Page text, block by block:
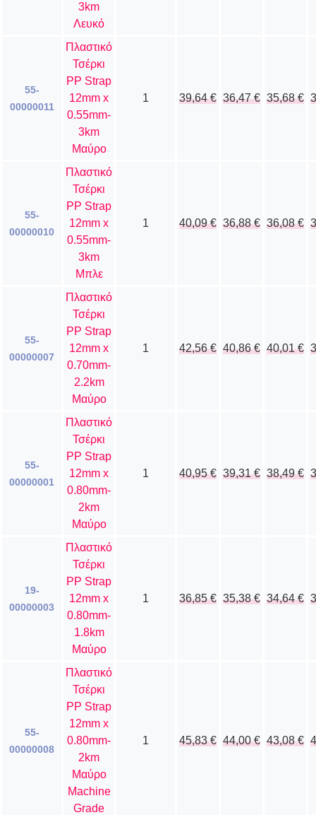
3km
Λευκό
55-
00000011
Πλαστικό
Τσέρκι
PP Strap
12mm x
0.55mm-
3km
Μαύρο
1 39,64€ 36,47€ 35,68€
55-
00000010
Πλαστικό
Τσέρκι
PP Strap
12mm x
0.55mm-
3km
Μπλε
1 40,09€ 36,88€ 36,08€
55-
00000007
Πλαστικό
Τσέρκι
PP Strap
12mm x
0.70mm-
2.2km
Μαύρο
1 42,56€ 40,86€ 40,01€
55-
00000001
Πλαστικό
Τσέρκι
PP Strap
12mm x
0.80mm-
2km
Μαύρο
1 40,95€ 39,31€ 38,49€
19-
00000003
Πλαστικό
Τσέρκι
PP Strap
12mm x
0.80mm-
1.8km
Μαύρο
1 36,85€ 35,38€ 34,64€
55-
00000008
Πλαστικό
Τσέρκι
PP Strap
12mm x
0.80mm-
2km
Μαύρο
Machine
Grade
1 45,83€ 44,00€ 43,08€